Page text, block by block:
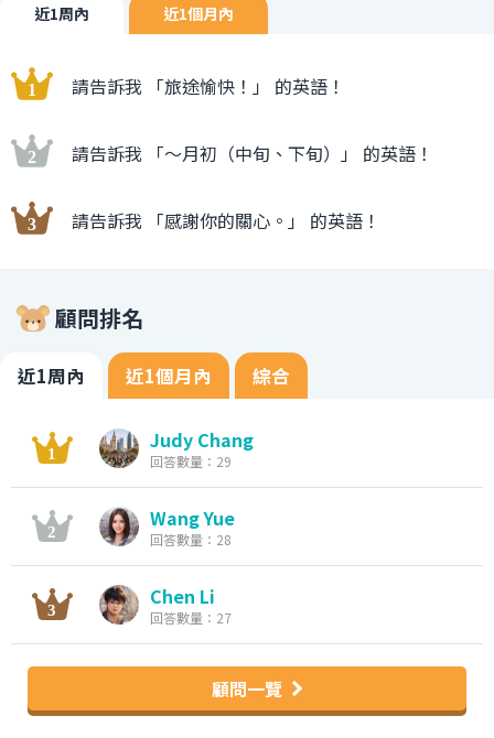
近1周內 近1個月內
請告訴我 「旅途愉快！」 的英語！
請告訴我 「〜月初（中旬、下旬）」 的英語！
請告訴我 「感謝你的關心。」 的英語！
顧問排名
近1周內 近1個月內 綜合
Judy Chang
回答數量：29
Wang Yue
回答數量：28
Chen Li
回答數量：27
顧問一覽